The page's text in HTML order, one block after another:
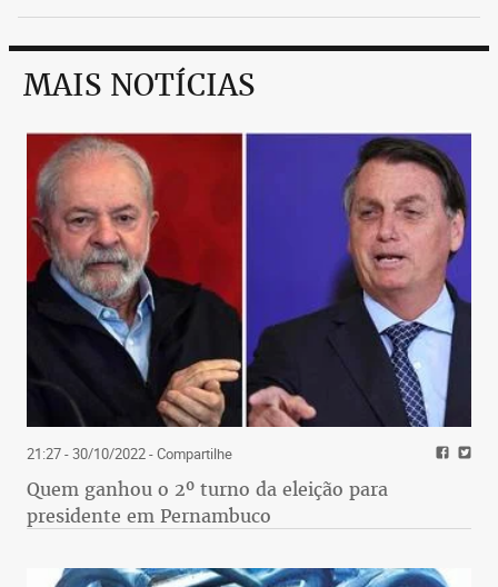
MAIS NOTÍCIAS
21:27 - 30/10/2022- Compartilhe
Quem ganhou o 2º turno da eleição para
presidente em Pernambuco